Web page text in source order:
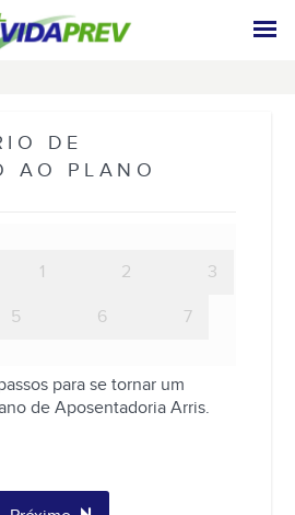
DE
AO PLANO
1 2 3
5 6 7
para se tornar um
de Aposentadoria Arris.